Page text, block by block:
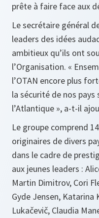
prête à faire face aux
Le secrétaire général
leaders des idées
ambitieux qu’ils ont
l’Organisation. «
l’OTAN encore plus
la sécurité de nos pays
l’Atlantique », a-t-il
Le groupe comprend
originaires de divers
dans le cadre de
aux jeunes leaders :
Martin Dimitrov, Cori
Gyde Jensen, Katarina
Lukačevič, Claudia